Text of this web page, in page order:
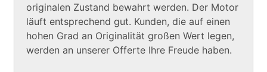
originalen Zustand bewahrt werden. Der Motor
läuft entsprechend gut. Kunden, die auf einen
hohen Grad an Originalität großen Wert legen,
werden an unserer Offerte Ihre Freude haben.